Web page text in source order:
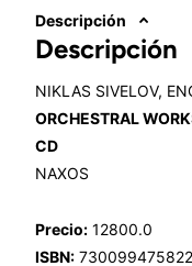
Descripción
Descripción
NIKLAS SIVELOV,
ORCHESTRAL
CD
NAXOS
Precio: 12800.0
ISBN: 730099475822